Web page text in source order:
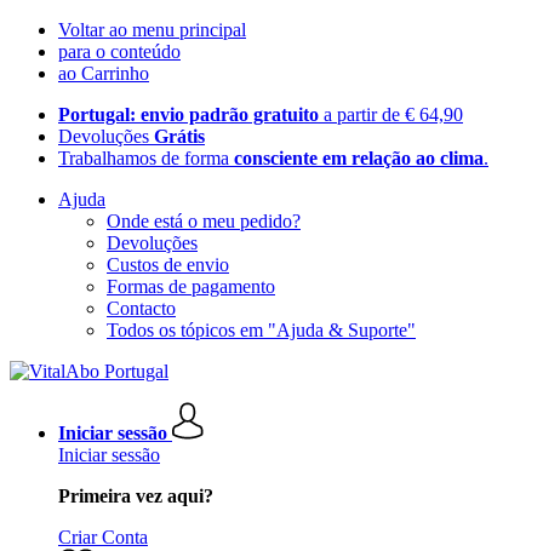
Voltar ao menu principal
para o conteúdo
ao Carrinho
Portugal: envio padrão gratuito a partir de € 64,90
Devoluções Grátis
Trabalhamos de forma consciente em relação ao clima.
Ajuda
Onde está o meu pedido?
Devoluções
Custos de envio
Formas de pagamento
Contacto
Todos os tópicos em "Ajuda & Suporte"
Iniciar sessão
Iniciar sessão
Primeira vez aqui?
Criar Conta